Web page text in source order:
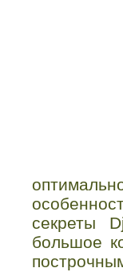
секреты
большое